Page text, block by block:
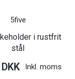
5five
i rustfrit
stål
Inkl. moms